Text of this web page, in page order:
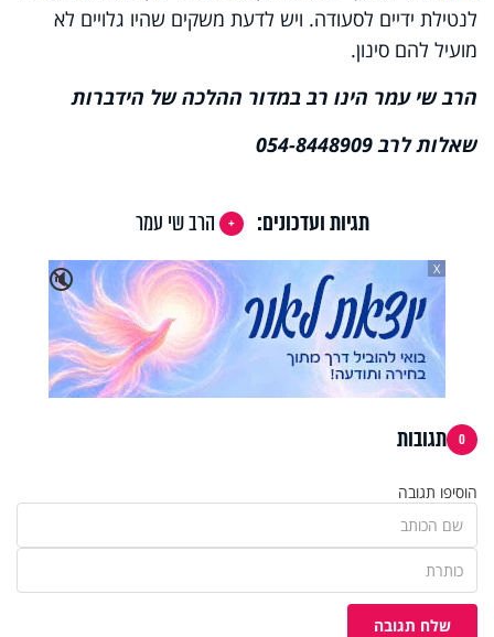
לנטילת ידיים לסעודה. ויש לדעת משקים שהיו גלויים לא
מועיל להם סינון.
הרב שי עמר הינו רב במדור ההלכה של הידברות
שאלות לרב 054-8448909
תגיות ועדכונים:
הרב שי עמר
🔇
X
0 תגובות
הוסיפו תגובה
שלח תגובה